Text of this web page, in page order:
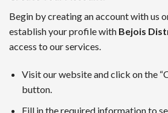
Begin by creating an account with us
establish your profile with Bejois
access to our services.
Visit our website and click on the
button.
Fill in the required information to
ボーナスインフォメーション、新着
TAROがピックアップした、2026年
1番 ワンダーカジノ